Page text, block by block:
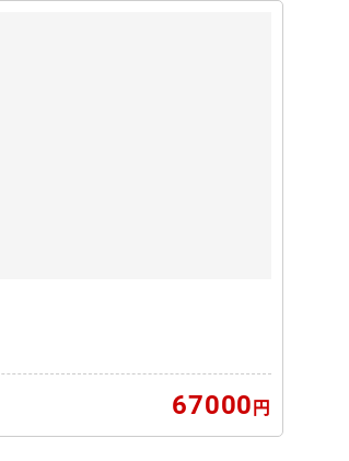
67000円